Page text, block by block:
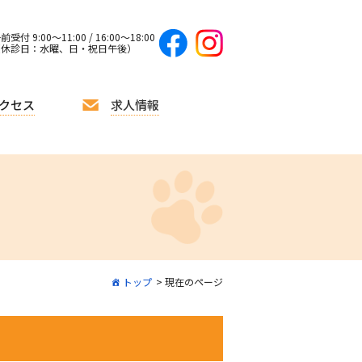
受付 9:00〜11:00 / 16:00〜18:00
診日：水曜、日・祝日午後）
セス 求人情報
トップ 現在のページ